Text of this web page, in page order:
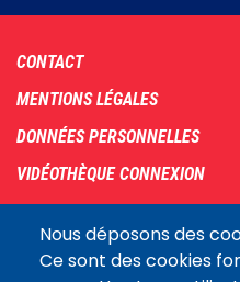
Nous déposons des
Ce sont des cookies
Footer
menu
CONTACT
MENTIONS LÉGALES
DONNÉES PERSONNELLES
VIDÉOTHÈQUE CONNEXION